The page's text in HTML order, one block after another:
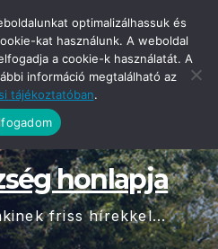
09 09:15
honlapja
friss hírekkel...
optimalizálhassuk és
kat használunk. A weboldal
a cookie-k használatát. A
információ megtalálható az
tájékoztatóban.